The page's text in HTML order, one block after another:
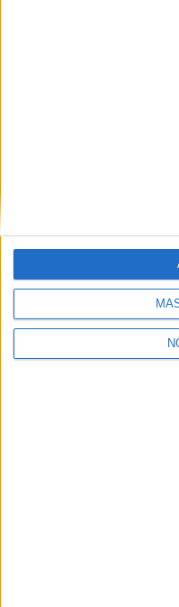
Y como regalo de
gratis una copia de
primer año de universidad